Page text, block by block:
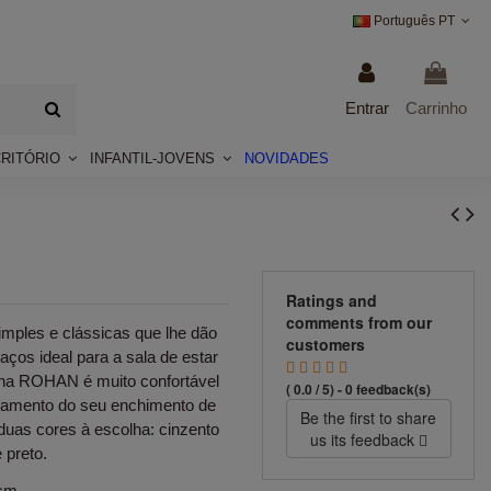
Português PT
Entrar Carrinho
INFANTIL-JOVENS NOVIDADES
e clássicas que lhe dão
ideal para a sala de estar
ROHAN é muito confortável
do seu enchimento de
cores à escolha: cinzento
preto.
Ratings and
comments from our
customers
( 0.0 / 5) - 0 feedback(s)
Be the first to share
us its feedback